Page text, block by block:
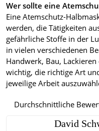
Wer sollte eine
Eine Atemschutz-
werden, die Tätigkeiten
gefährliche Stoffe in der
in vielen verschiedenen
Handwerk, Bau,
wichtig, die richtige Art
jeweilige Arbeit
Durchschnittliche
David